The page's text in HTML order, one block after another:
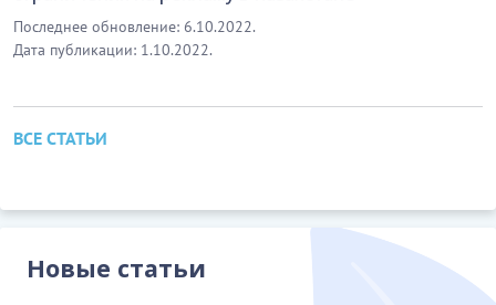
Последнее обновление: 6.10.2022.
Дата публикации: 1.10.2022.
ВСЕ СТАТЬИ
Новые статьи